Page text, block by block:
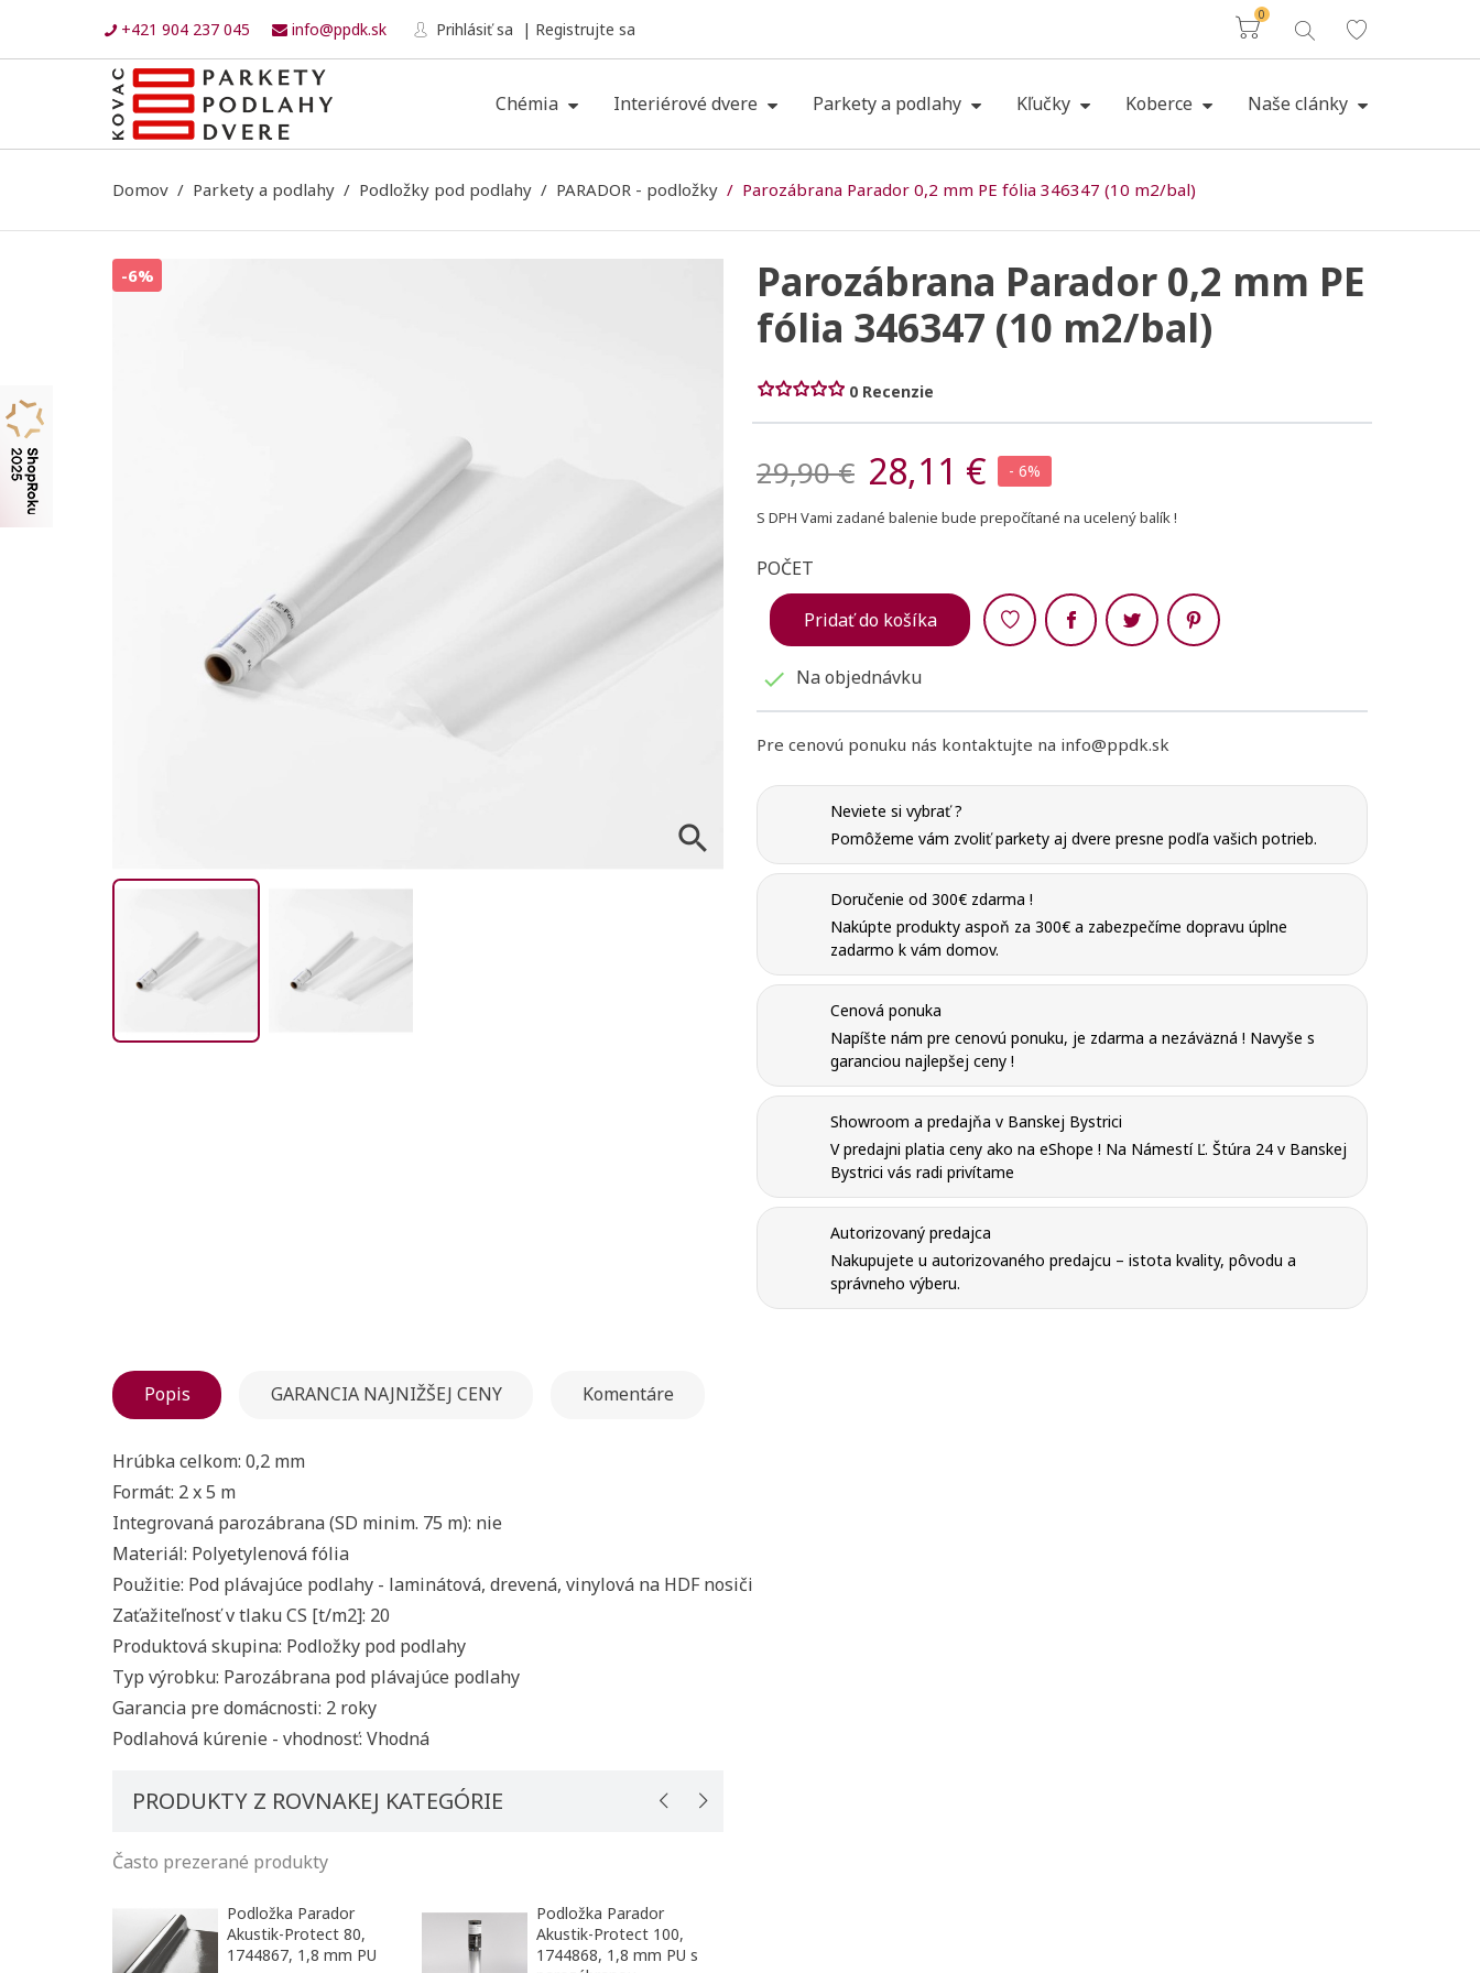
+421 904 237 045 info@ppdk.sk Prihlásiť sa Registrujte sa Košík
0
Chémia Interiérové dvere Parkety a podlahy Kľučky Koberce Naše clánky
Domov Parkety a podlahy Podložky pod podlahy PARADOR - podložky Parozábrana Parador 0,2 mm PE fólia 346347 (10 m2/bal)

-6%
Parozábrana Parador 0,2 mm PE
fólia 346347 (10 m2/bal)
0 Recenzie
29,90 € 28,11 € - 6%
S DPH Vami zadané balenie bude prepočítané na ucelený balík !
POČET
Pridať do košíka
 Na objednávku
Zdieľaj
Pre cenovú ponuku nás kontaktujte na info@ppdk.sk
Neviete si vybrať ?
Pomôžeme vám zvoliť parkety aj dvere presne podľa vašich potrieb.
Doručenie od 300€ zdarma !
Nakúpte produkty aspoň za 300€ a zabezpečíme dopravu úplne
zadarmo k vám domov.
Cenová ponuka
Napíšte nám pre cenovú ponuku, je zdarma a nezáväzná ! Navyše s
garanciou najlepšej ceny !
Showroom a predajňa v Banskej Bystrici
V predajni platia ceny ako na eShope ! Na Námestí Ľ. Štúra 24 v Banskej
Bystrici vás radi privítame
Autorizovaný predajca
Nakupujete u autorizovaného predajcu – istota kvality, pôvodu a
správneho výberu.
Popis GARANCIA NAJNIŽŠEJ CENY Komentáre
Hrúbka celkom: 0,2 mm
Formát: 2 x 5 m
Integrovaná parozábrana (SD minim. 75 m): nie
Materiál: Polyetylenová fólia
Použitie: Pod plávajúce podlahy - laminátová, drevená, vinylová na HDF nosiči
Zaťažiteľnosť v tlaku CS [t/m2]: 20
Produktová skupina: Podložky pod podlahy
Typ výrobku: Parozábrana pod plávajúce podlahy
Garancia pre domácnosti: 2 roky
Podlahová kúrenie - vhodnosť: Vhodná
PRODUKTY Z ROVNAKEJ KATEGÓRIE
Často prezerané produkty
Podložka Parador
Akustik-Protect 80,
1744867, 1,8 mm PU
Podložka Parador
Akustik-Protect 100,
1744868, 1,8 mm PU s
Vytvoriť zoznam želaní